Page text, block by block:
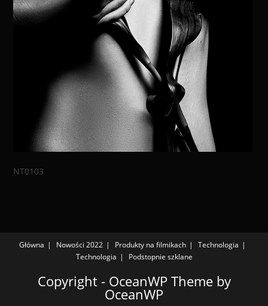
NT0103
Główna Nowości 2022 Produkty na filmikach
Technologia
Technologia
Podstopnie szklane
Copyright - OceanWP Theme by
OceanWP